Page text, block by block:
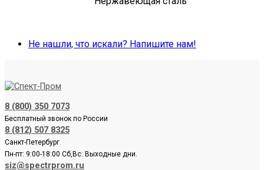
Не нашли, что искали? Напишите нам!
8 (800) 350 7073
Бесплатный звонок по России
8 (812) 507 8325
Санкт-Петербург
Пн-пт: 9:00-18:00 Сб,Вс: Выходные дни.
siz@spectrprom.ru